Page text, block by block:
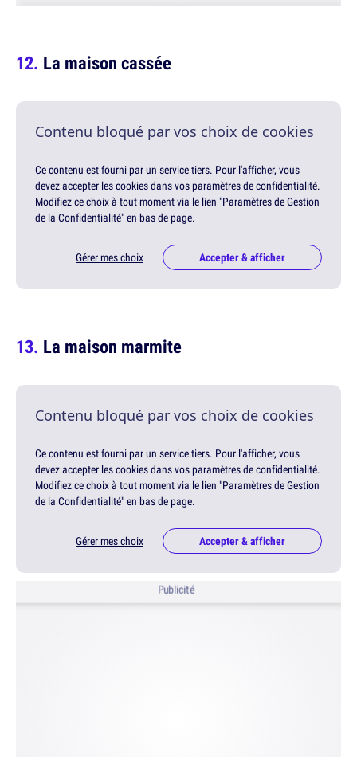
La maison cassée
Contenu bloqué par vos choix de cookies
Ce contenu est fourni par un service tiers. Pour l'afficher, vous
devez accepter les cookies dans vos paramètres de confidentialité.
Modifiez ce choix à tout moment via le lien "Paramètres de Gestion
de la Confidentialité" en bas de page.
Gérer mes choix Accepter & afficher
La maison marmite
Contenu bloqué par vos choix de cookies
Ce contenu est fourni par un service tiers. Pour l'afficher, vous
devez accepter les cookies dans vos paramètres de confidentialité.
Modifiez ce choix à tout moment via le lien "Paramètres de Gestion
de la Confidentialité" en bas de page.
Gérer mes choix Accepter & afficher
Publicité